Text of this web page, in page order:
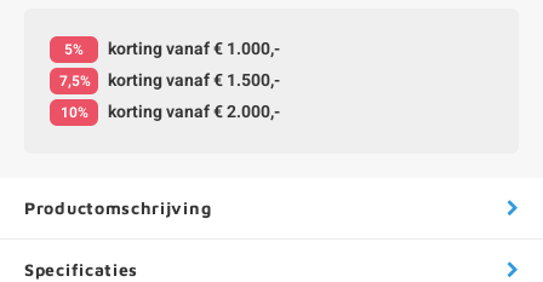
5% korting vanaf € 1.000,-
7,5% korting vanaf € 1.500,-
10% korting vanaf € 2.000,-
Productomschrijving
Specificaties